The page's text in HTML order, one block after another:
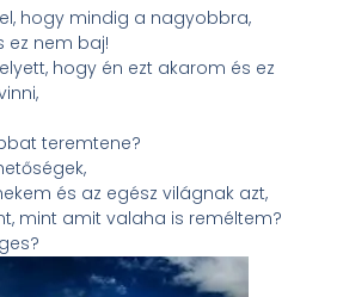
hogy mindig a nagyobbra,
ez nem baj!
hogy én ezt akarom és ez
teremtene?
és az egész világnak azt,
mint amit valaha is reméltem?